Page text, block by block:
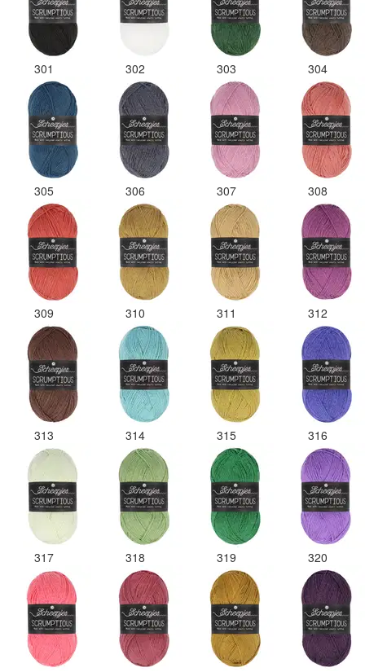
301 302 303 304
305 306 307 308
309 310 311 312
313 314 315 316
317 318 319 320